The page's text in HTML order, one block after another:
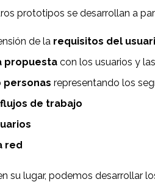
prototipos se desarrollan a
de la requisitos del
propuesta con los usuarios y
personas representando los
flujos de trabajo
red
su lugar, podemos desarrollar